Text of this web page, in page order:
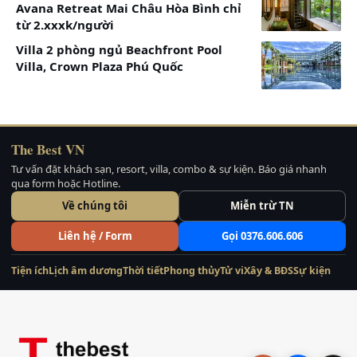
Avana Retreat Mai Châu Hòa Bình chỉ
từ 2.xxxk/người
Villa 2 phòng ngủ Beachfront Pool
Villa, Crown Plaza Phú Quốc
The Best VN
Tư vấn đặt khách sạn, resort, villa, combo & sự kiện. Báo giá nhanh
qua form hoặc Hotline.
Về chúng tôi
Miễn trừ TN
Liên hệ / Form Gọi 0376.606.606
Tiện íchLịch âm dươngThời tiếtPhong thủyTử viXây & BĐSSự kiện